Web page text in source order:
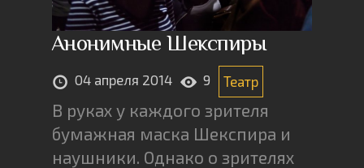
Анонимные Шекспиры
04 апреля 2014 9 Театр
В руках у каждого зрителя
бумажная маска Шекспира и
наушники. Однако о зрителях